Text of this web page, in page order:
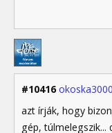
#10416 okoska3000
azt írják, hogy
gép, túlmelegszik...